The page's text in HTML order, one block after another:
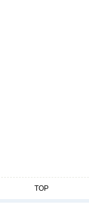
TOP